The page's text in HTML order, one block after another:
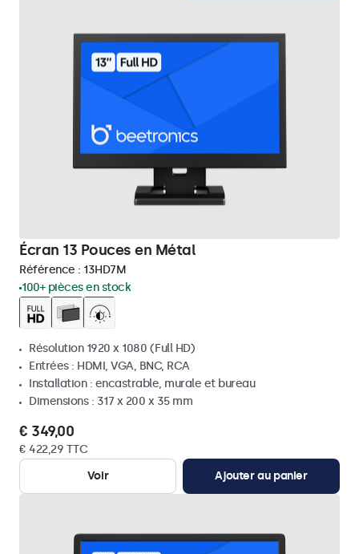
Écran 13 Pouces en Métal
Référence : 13HD7M
100+ pièces en stock
Résolution 1920 x 1080 (Full HD)
Entrées : HDMI, VGA, BNC, RCA
Installation : encastrable, murale et bureau
Dimensions : 317 x 200 x 35 mm
€ 349,00
€ 422,29 TTC
Voir
Ajouter au panier